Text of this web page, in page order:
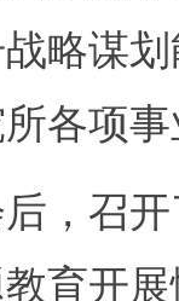
略谋
各项
召开
育开